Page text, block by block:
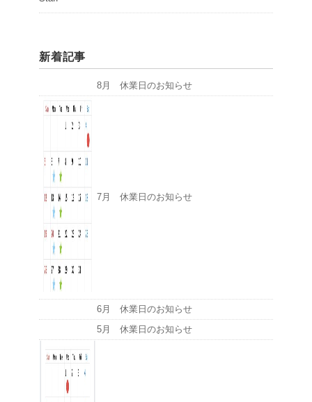
新着記事
8月 休業日のお知らせ
7月 休業日のお知らせ
6月 休業日のお知らせ
5月 休業日のお知らせ